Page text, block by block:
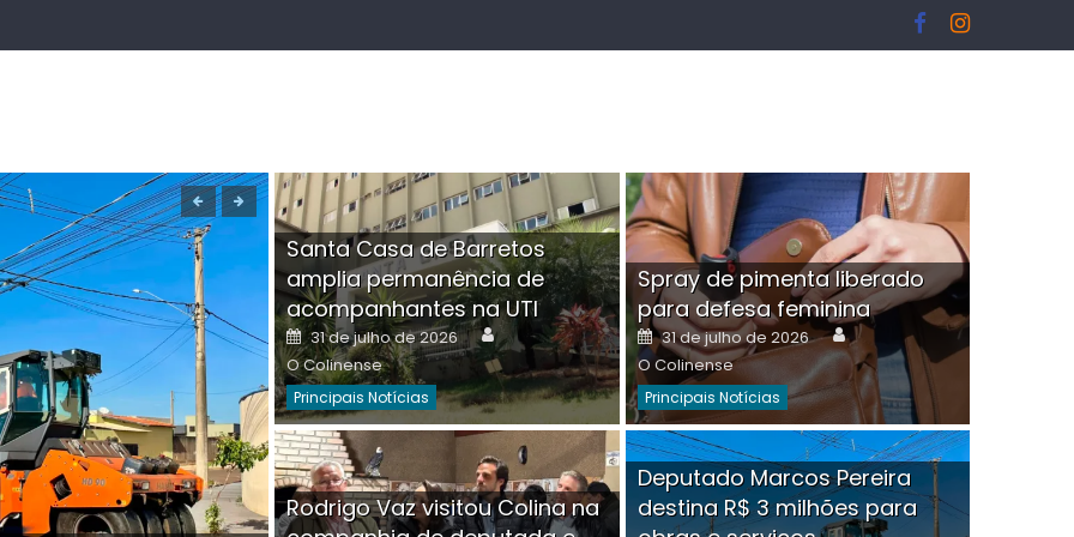
Boutique na Av. Ângelo Martins Tristão é
invadida por criminoso mascarado
Santa Casa de Barretos
amplia permanência de
acompanhantes na UTI
Posted
on
31 de julho de 2026 Author
O Colinense
Principais Notícias
Spray de pimenta liberado
para defesa feminina
Posted
on
31 de julho de 2026 Author
O Colinense
Principais Notícias
Rodrigo Vaz visitou Colina na
Deputado Marcos Pereira
destina R$ 3 milhões para